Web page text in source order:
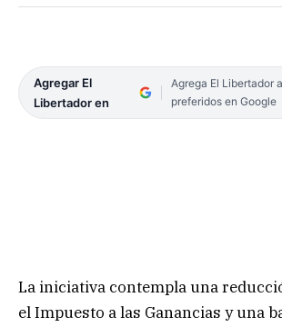
Agregar El
Libertador en
Agrega El Libertador
preferidos en Google
La iniciativa contempla una
el Impuesto a las Ganancias y una